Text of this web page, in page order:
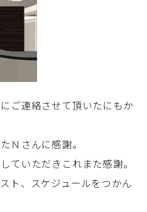
ご連絡させて頂いたにもか
Ｎさんに感謝。
ていただきこれまた感謝。
ト、スケジュールをつかん